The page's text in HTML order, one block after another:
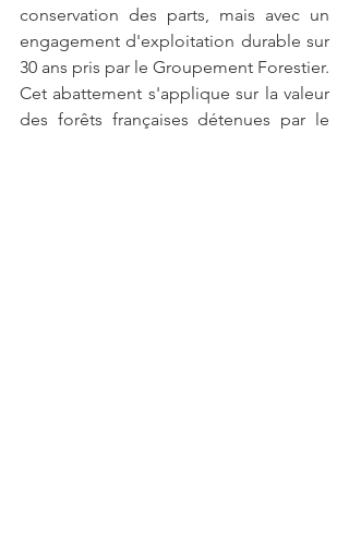
conservation des parts, mais avec un
engagement d'exploitation durable sur
30 ans pris par le Groupement Forestier.
Cet abattement s'applique sur la valeur
des forêts françaises détenues par le